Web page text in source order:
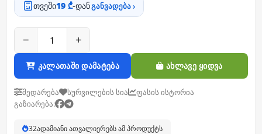
თვეში19 ₾-დანგანვადება ›
− +
კალათაში დამატება ახლავე ყიდვა
შედარება სურვილების სია
ფასის ისტორია
გაზიარება:
32ადამიანი ათვალიერებს ამ პროდუქტს